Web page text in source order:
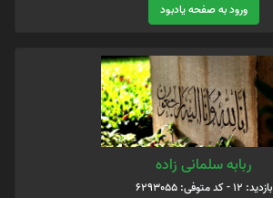
ورود به صفحه یادبود
ربابه سلمانی زاده
بازدید: 12 - کد متوفی: 6293055